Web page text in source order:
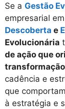
Se a Gestão
empresarial
Descoberta e
Evolucionária
de ação que
transformação
cadência e
que
à estratégia e